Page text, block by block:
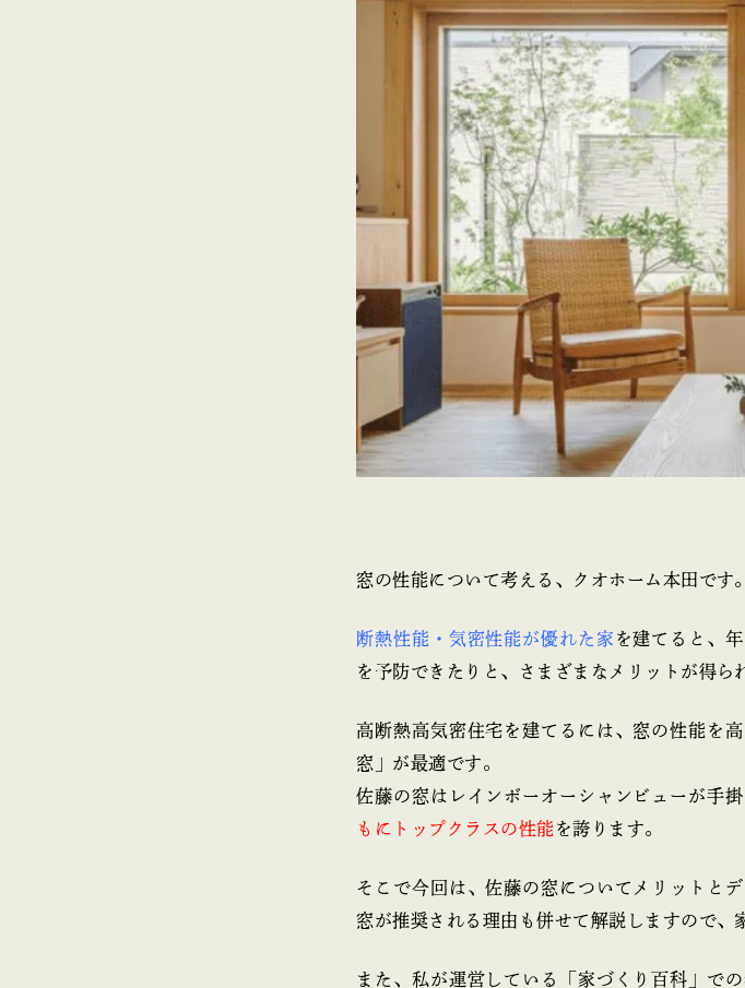
窓の性能について考える、クオホーム本田です。
断熱性能・気密性能が優れた家 を建てると、
を予防できたりと、さまざまなメリットが得ら
高断熱高気密住宅を建てるには、窓の性能を
窓」が最適です。
佐藤の窓はレインボーオーシャンビューが手掛
もにトップクラスの性能 を誇ります。
そこで今回は、佐藤の窓についてメリットと
窓が推奨される理由も併せて解説しますので、
また、私が運営している「家づくり百科」で